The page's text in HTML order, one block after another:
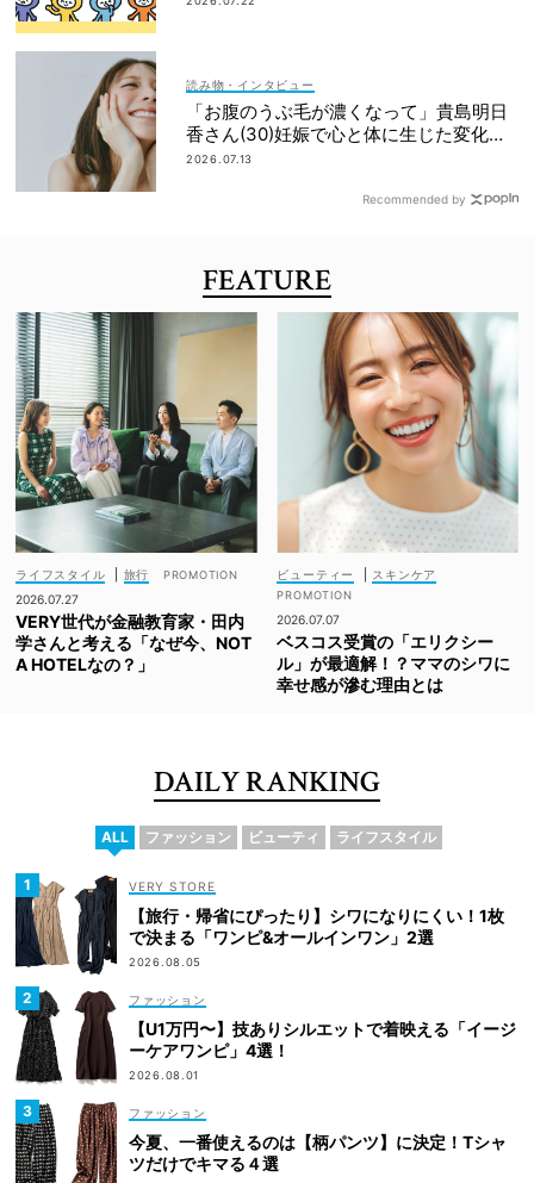
読み物・インタビュー
「お腹のうぶ毛が濃くなって」貴島明日
香さん(30)妊娠で心と体に生じた変化も
「愛しいです」
2026.07.13
Recommended by
FEATURE
ライフスタイル
旅行
2026.07.27
VERY世代が金融教育家・田内
学さんと考える「なぜ今、NOT
A HOTELなの？」
ビューティー スキンケア
2026.07.07
ベスコス受賞の「エリクシー
ル」が最適解！？ママのシワに
幸せ感が滲む理由とは
DAILY RANKING
ALL ファッション ビューティ ライフスタイル
VERY STORE
【旅行・帰省にぴったり】シワになりにくい！1枚
で決まる「ワンピ&オールインワン」2選
2026.08.05
ファッション
【U1万円〜】技ありシルエットで着映える「イージ
ーケアワンピ」4選！
2026.08.01
ファッション
今夏、一番使えるのは【柄パンツ】に決定！Tシャ
ツだけでキマる４選